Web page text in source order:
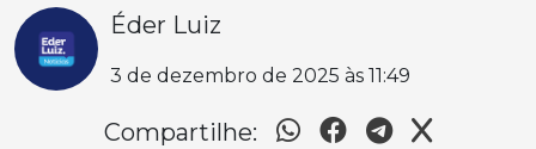
Éder Luiz
3 de dezembro de 2025 às 11:49
Compartilhe: